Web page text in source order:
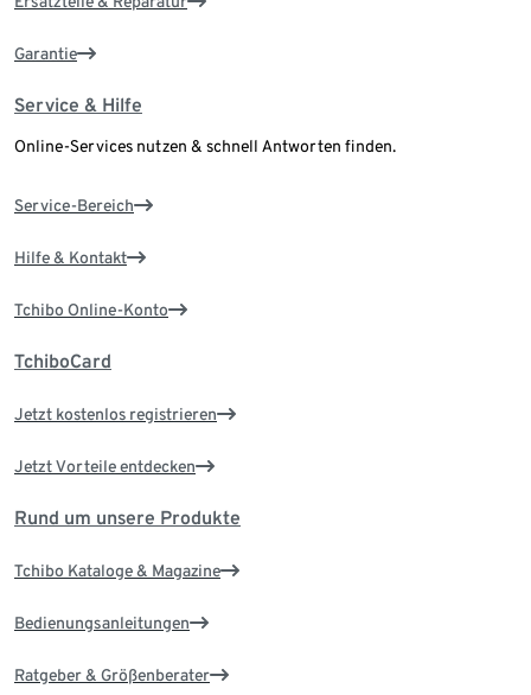
Garantie
Service & Hilfe
Online-Services nutzen & schnell Antworten finden.
Service-Bereich
Hilfe & Kontakt
Tchibo Online-Konto
TchiboCard
Jetzt kostenlos registrieren
Jetzt Vorteile entdecken
Rund um unsere Produkte
Tchibo Kataloge & Magazine
Bedienungsanleitungen
Ratgeber & Größenberater